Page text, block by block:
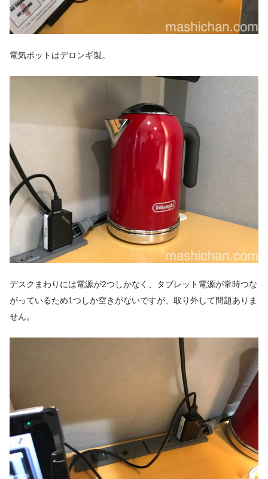
電気ポットはデロンギ製。
デスクまわりには電源が2つしかなく、タブレット電源が常時つな
がっているため1つしか空きがないですが、取り外して問題ありま
せん。